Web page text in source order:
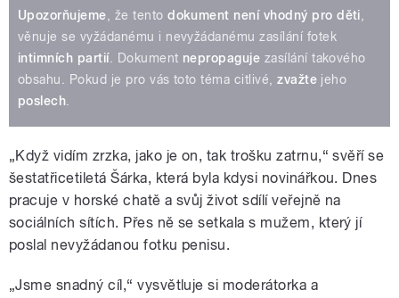
Upozorňujeme, že tentodokument není vhodný pro děti,
věnuje se vyžádanému i nevyžádanému zasílání fotek
intimních partií. Dokument nepropaguje zasílání takového
obsahu. Pokud je pro vás toto téma citlivé,zvažte jeho
poslech.
„Když vidím zrzka, jako je on, tak trošku zatrnu,“ svěří se
šestatřicetiletá Šárka, která byla kdysi novinářkou. Dnes
pracuje v horské chatě a svůj život sdílí veřejně na
sociálních sítích. Přes ně se setkala s mužem, který jí
poslal nevyžádanou fotku penisu.
„Jsme snadný cíl,“ vysvětluje si moderátorka a